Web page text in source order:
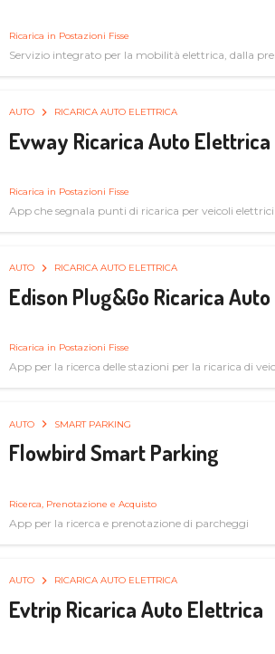
Ricarica in Postazioni Fisse
Servizio integrato per la mobilità elettrica, dalla
AUTO RICARICA AUTO ELETTRICA
Evway Ricarica Auto Elettrica
Ricarica in Postazioni Fisse
App che segnala punti di ricarica per veicoli elettrici
AUTO RICARICA AUTO ELETTRICA
Edison Plug&Go Ricarica
Ricarica in Postazioni Fisse
App per la ricerca delle stazioni per la ricarica di
AUTO SMART PARKING
Flowbird Smart Parking
Ricerca, Prenotazione e Acquisto
App per la ricerca e prenotazione di parcheggi
AUTO RICARICA AUTO ELETTRICA
Evtrip Ricarica Auto Elettrica